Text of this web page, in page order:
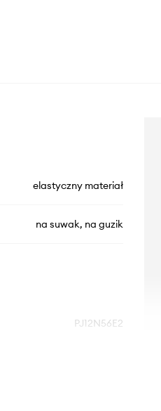
elastyczny materiał
na suwak, na guzik
PJ12N56E2